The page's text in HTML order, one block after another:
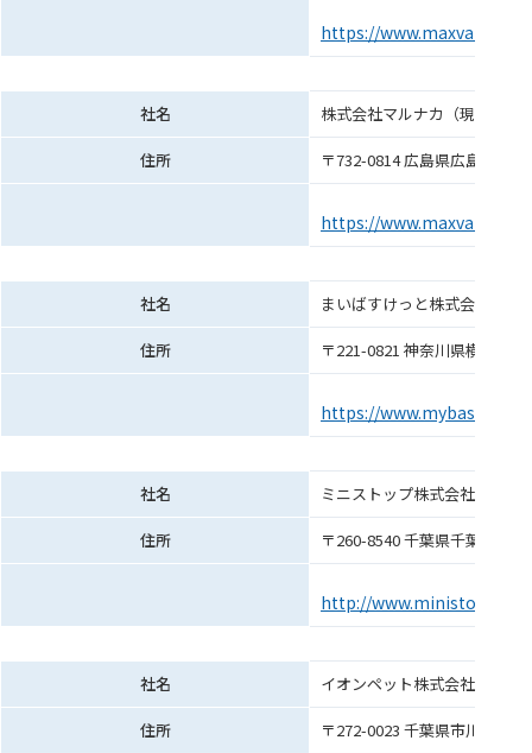
https://
社名 株式会社マルナカ（現 株式会
住所 〒732-0814 広島県広島市南
https://
社名 まいばすけっと株式会社
住所 〒221-0821 神奈川県横浜市
https://
社名 ミニストップ株式会社
住所 〒260-8540 千葉県千葉市美
http://
社名 イオンペット株式会社
住所 〒272-0023 千葉県市川市南